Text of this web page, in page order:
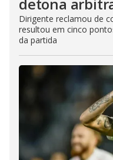
detona
Dirigente reclamou de
resultou em cinco
da partida